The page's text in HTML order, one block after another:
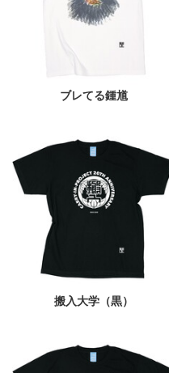
ブレてる鍾馗
搬入大学（黒）